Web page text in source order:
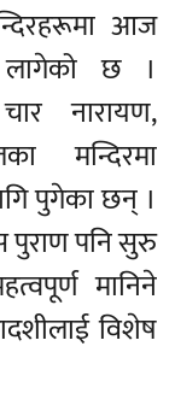
आज
लागेको छ ।
नारायण,
मन्दिरमा
पुगेका छन् ।
पुराण पनि सुरु
मानिने
विशेष